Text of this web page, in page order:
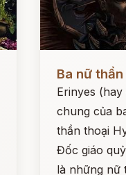
Ba nữ
Erinyes
chung của
thần thoại
Đốc giáo
là những nữ